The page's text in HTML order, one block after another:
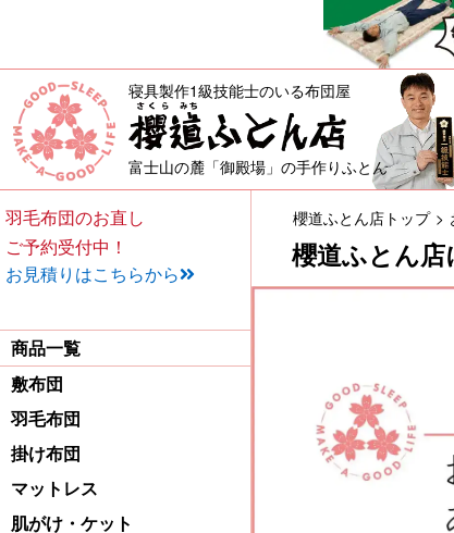
櫻道ふとん店
敷布団・掛け布団・羽毛布
寝具製作1級技能士のいる布団屋
富士山の麓「御殿場」の手作りふとん
櫻道ふとん店トップ
羽毛布団のお直し
ご予約受付中！
お見積りはこちらから
商品一覧
敷布団
羽毛布団
掛け布団
マットレス
肌がけ・ケット